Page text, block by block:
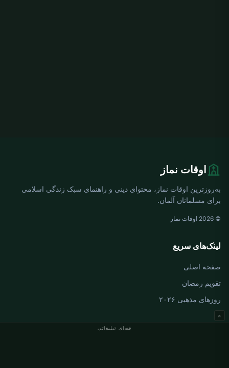
فضای تبلیغاتی
×
اوقات نماز
به‌روزترین اوقات نماز، محتوای دینی و راهنمای سبک زندگی اسلامی
برای مسلمانان آلمان.
© 2026 اوقات نماز
لینک‌های سریع
صفحه اصلی
تقویم رمضان
روزهای مذهبی ۲۰۲۶